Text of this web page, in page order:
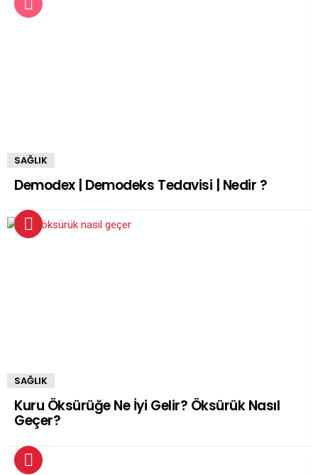
SAĞLIK
Demodex | Demodeks Tedavisi | Nedir ?
SAĞLIK
Kuru Öksürüğe Ne İyi Gelir? Öksürük Nasıl
Geçer?